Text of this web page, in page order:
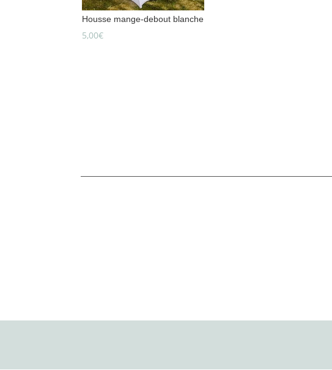
Housse mange-debout blanche
5,00€